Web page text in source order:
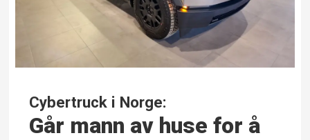
Cybertruck i Norge:
Går mann av huse for å